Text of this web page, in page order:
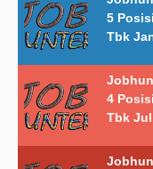
5
Tbk
4
Tbk